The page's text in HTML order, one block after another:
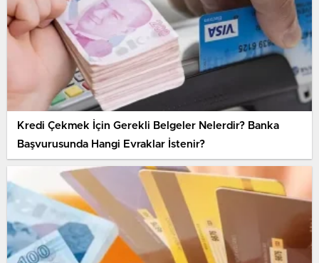
Kredi Çekmek İçin Gerekli Belgeler Nelerdir? Banka
Başvurusunda Hangi Evraklar İstenir?